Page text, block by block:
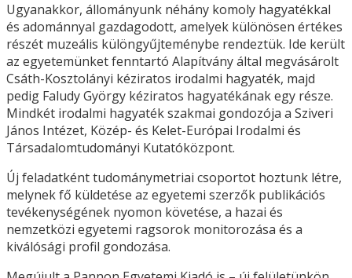
Ugyanakkor, állományunk néhány komoly hagyatékkal
és adománnyal gazdagodott, amelyek különösen értékes
részét muzeális különgyűjteménybe rendeztük. Ide került
az egyetemünket fenntartó Alapítvány által megvásárolt
Csáth-Kosztolányi kéziratos irodalmi hagyaték, majd
pedig Faludy György kéziratos hagyatékának egy része.
Mindkét irodalmi hagyaték szakmai gondozója a Sziveri
János Intézet, Közép- és Kelet-Európai Irodalmi és
Társadalomtudományi Kutatóközpont.
Új feladatként tudománymetriai csoportot hoztunk létre,
melynek fő küldetése az egyetemi szerzők publikációs
tevékenységének nyomon követése, a hazai és
nemzetközi egyetemi ragsorok monitorozása és a
kiválósági profil gondozása.